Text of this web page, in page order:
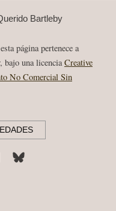
Bartleby
página pertenece a
bajo una licenciaCreative
No Comercial Sin